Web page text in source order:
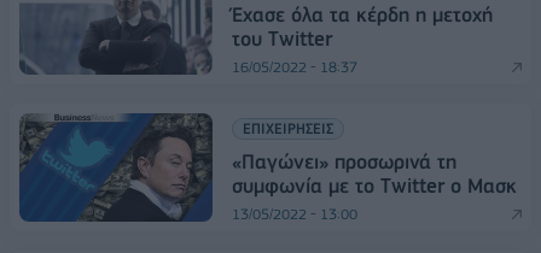
Έχασε όλα τα κέρδη η μετοχή
του Twitter
16/05/2022 - 18:37
ΕΠΙΧΕΙΡΗΣΕΙΣ
«Παγώνει» προσωρινά τη
συμφωνία με το Twitter ο Μασκ
13/05/2022 - 13:00